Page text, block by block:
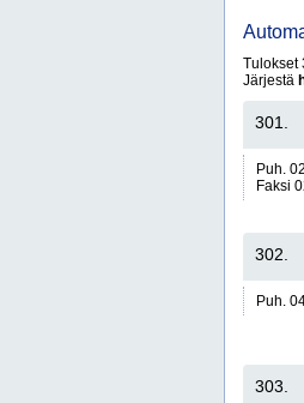
Tulokset
Järjestä
301.
Puh.
Faksi
302.
Puh.
303.